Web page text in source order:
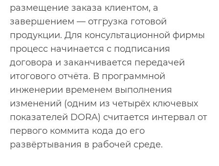
размещение заказа клиентом, а
завершением — отгрузка готовой
продукции. Для консультационной фирмы
процесс начинается с подписания
договора и заканчивается передачей
итогового отчёта. В программной
инженерии временем выполнения
изменений (одним из четырёх ключевых
показателей DORA) считается интервал от
первого коммита кода до его
развёртывания в рабочей среде.